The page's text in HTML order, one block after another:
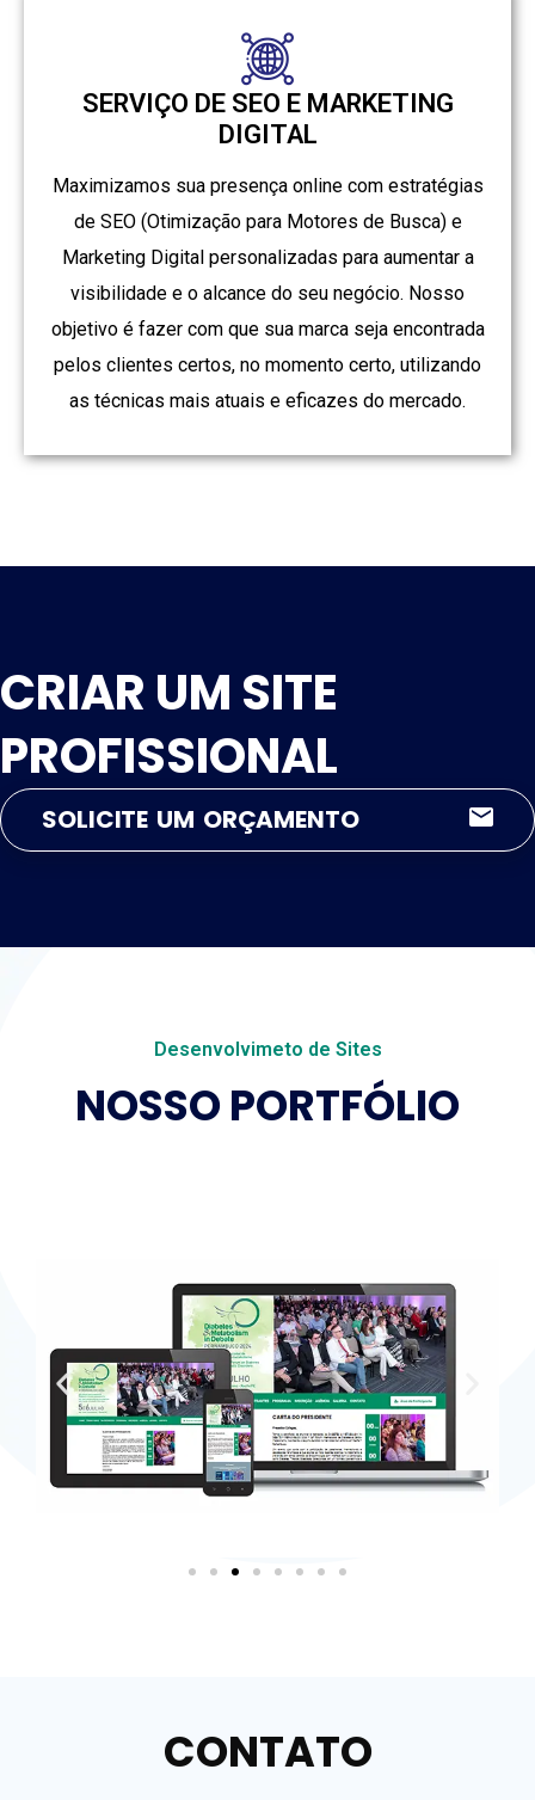
SERVIÇO DE SEO E MARKETING
DIGITAL
Maximizamos sua presença online com estratégias
de SEO (Otimização para Motores de Busca) e
Marketing Digital personalizadas para aumentar a
visibilidade e o alcance do seu negócio. Nosso
objetivo é fazer com que sua marca seja encontrada
pelos clientes certos, no momento certo, utilizando
as técnicas mais atuais e eficazes do mercado.
CRIAR UM SITE
PROFISSIONAL
SOLICITE UM ORÇAMENTO
Desenvolvimeto de Sites
NOSSO PORTFÓLIO
CONTATO